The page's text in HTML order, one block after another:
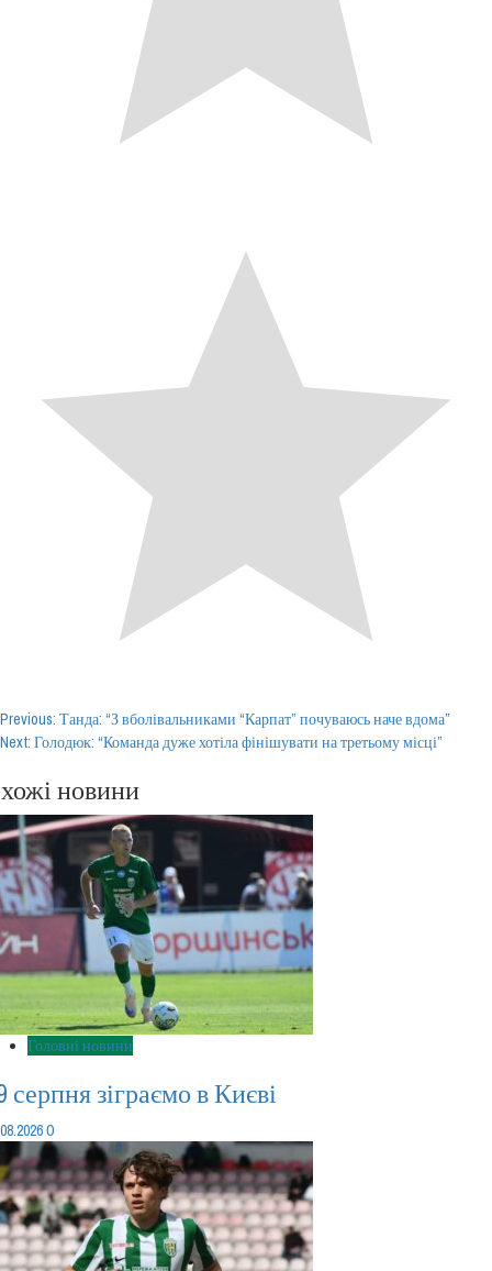
Post
navigation
Previous: Танда: “З вболівальниками “Карпат” почуваюсь наче вдома”
Next: Голодюк: “Команда дуже хотіла фінішувати на третьому місці”
новини
Головні новини
серпня зіграємо в Києві
0